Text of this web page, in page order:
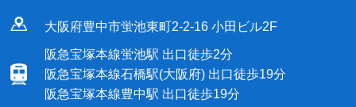
大阪府豊中市蛍池東町2-2-16 小田ビル2F
阪急宝塚本線蛍池駅 出口徒歩2分
阪急宝塚本線石橋駅(大阪府) 出口徒歩19分
阪急宝塚本線豊中駅 出口徒歩19分